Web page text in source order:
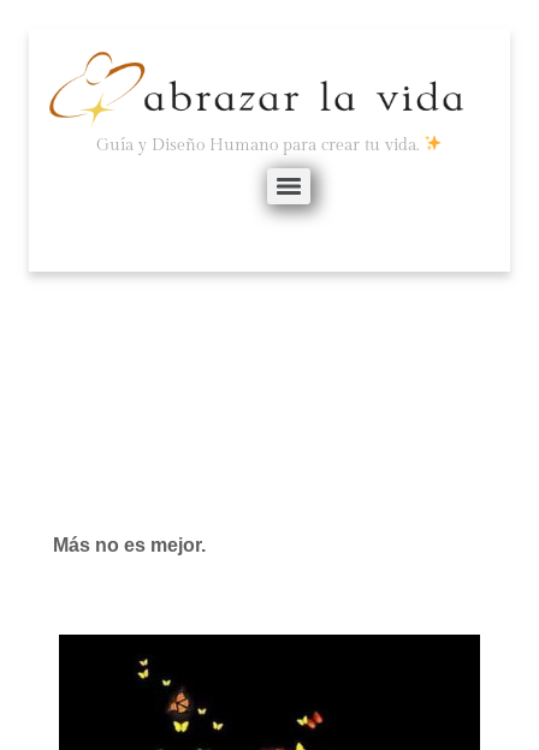
Guía y Diseño Humano para crear tu vida.
Más no es mejor.